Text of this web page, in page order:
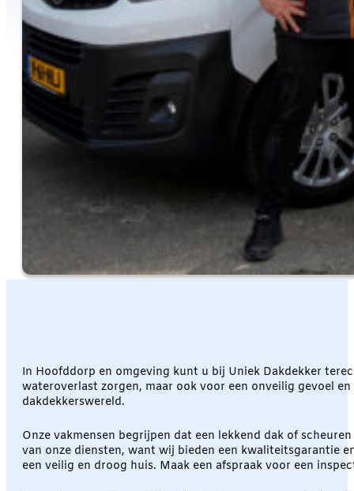
In Hoofddorp en omgeving kunt u bij Uniek Dakdekker
wateroverlast zorgen, maar ook voor een onveilig gevoel
dakdekkerswereld.
Onze vakmensen begrijpen dat een lekkend dak of
van onze diensten, want wij bieden een kwaliteitsgarantie
een veilig en droog huis. Maak een afspraak voor een